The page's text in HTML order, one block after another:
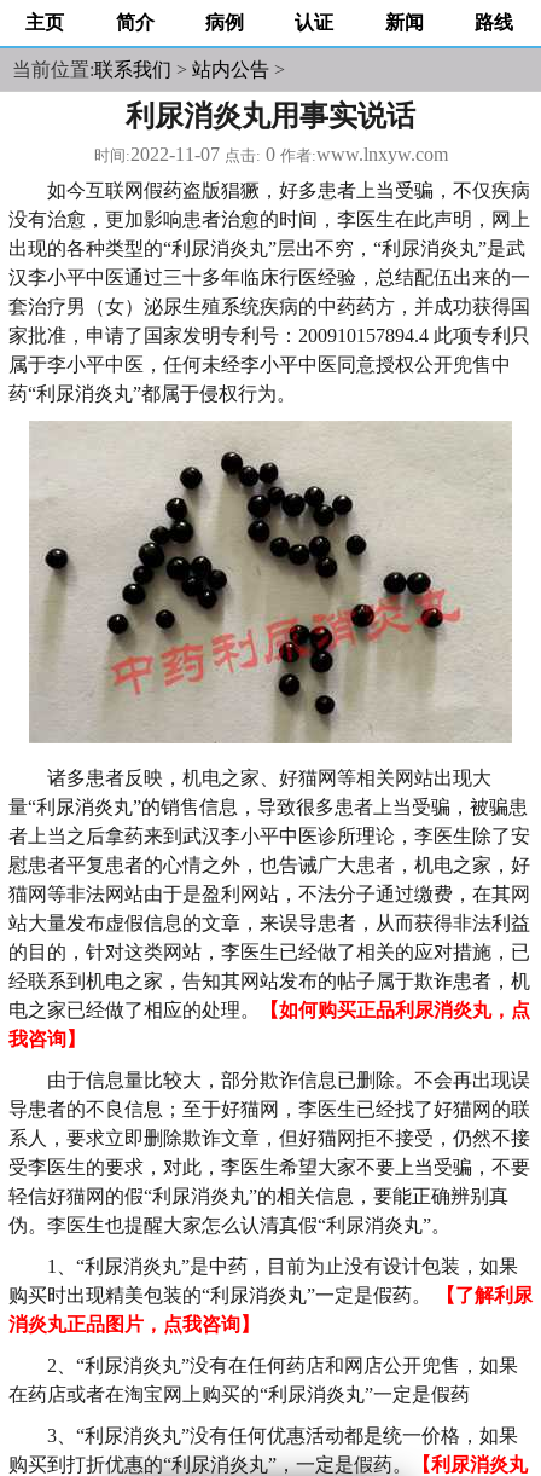
主页 简介 病例 认证 新闻 路线
当前位置:联系我们 > 站内公告 >
利尿消炎丸用事实说话
时间:2022-11-07 点击: 0 作者:www.lnxyw.com
如今互联网假药盗版猖獗，好多患者上当受骗，不仅疾病
没有治愈，更加影响患者治愈的时间，李医生在此声明，网上
出现的各种类型的“利尿消炎丸”层出不穷，“利尿消炎丸”是武
汉李小平中医通过三十多年临床行医经验，总结配伍出来的一
套治疗男（女）泌尿生殖系统疾病的中药药方，并成功获得国
家批准，申请了国家发明专利号：200910157894.4 此项专利只
属于李小平中医，任何未经李小平中医同意授权公开兜售中
药“利尿消炎丸”都属于侵权行为。
诸多患者反映，机电之家、好猫网等相关网站出现大
量“利尿消炎丸”的销售信息，导致很多患者上当受骗，被骗患
者上当之后拿药来到武汉李小平中医诊所理论，李医生除了安
慰患者平复患者的心情之外，也告诫广大患者，机电之家，好
猫网等非法网站由于是盈利网站，不法分子通过缴费，在其网
站大量发布虚假信息的文章，来误导患者，从而获得非法利益
的目的，针对这类网站，李医生已经做了相关的应对措施，已
经联系到机电之家，告知其网站发布的帖子属于欺诈患者，机
电之家已经做了相应的处理。
【如何购买正品利尿消炎丸，点
我咨询】
由于信息量比较大，部分欺诈信息已删除。不会再出现误
导患者的不良信息；至于好猫网，李医生已经找了好猫网的联
系人，要求立即删除欺诈文章，但好猫网拒不接受，仍然不接
受李医生的要求，对此，李医生希望大家不要上当受骗，不要
轻信好猫网的假“利尿消炎丸”的相关信息，要能正确辨别真
伪。李医生也提醒大家怎么认清真假“利尿消炎丸”。
1、“利尿消炎丸”是中药，目前为止没有设计包装，如果
购买时出现精美包装的“利尿消炎丸”一定是假药。
【了解利尿
消炎丸正品图片，点我咨询】
2、“利尿消炎丸”没有在任何药店和网店公开兜售，如果
在药店或者在淘宝网上购买的“利尿消炎丸”一定是假药
3、“利尿消炎丸”没有任何优惠活动都是统一价格，如果
购买到打折优惠的“利尿消炎丸”，一定是假药。
【利尿消炎丸